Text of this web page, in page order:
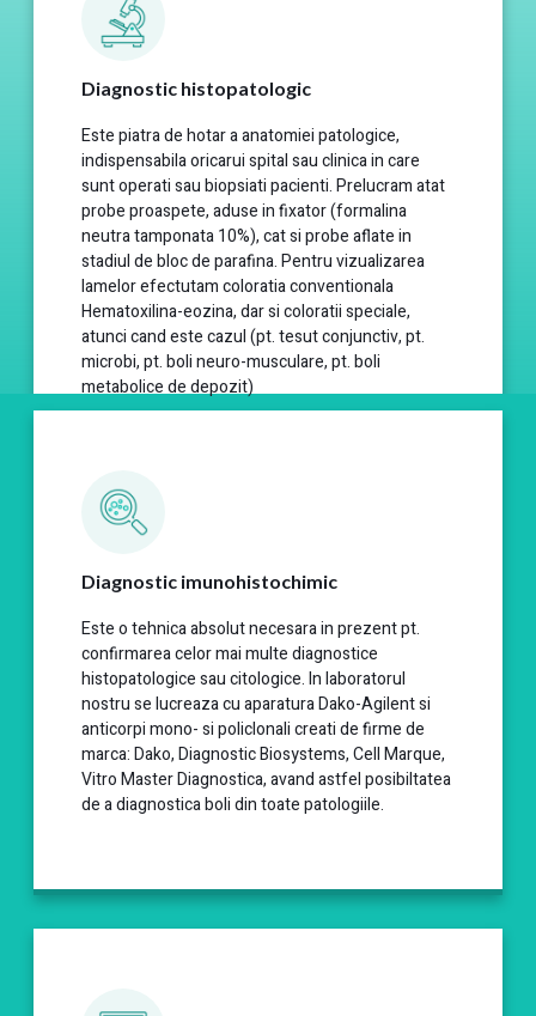
Diagnostic histopatologic
Este piatra de hotar a anatomiei patologice,
indispensabila oricarui spital sau clinica in care
sunt operati sau biopsiati pacienti. Prelucram atat
probe proaspete, aduse in fixator (formalina
neutra tamponata 10%), cat si probe aflate in
stadiul de bloc de parafina. Pentru vizualizarea
lamelor efectutam coloratia conventionala
Hematoxilina-eozina, dar si coloratii speciale,
atunci cand este cazul (pt. tesut conjunctiv, pt.
microbi, pt. boli neuro-musculare, pt. boli
metabolice de depozit)
Diagnostic imunohistochimic
Este o tehnica absolut necesara in prezent pt.
confirmarea celor mai multe diagnostice
histopatologice sau citologice. In laboratorul
nostru se lucreaza cu aparatura Dako-Agilent si
anticorpi mono- si policlonali creati de firme de
marca: Dako, Diagnostic Biosystems, Cell Marque,
Vitro Master Diagnostica, avand astfel posibiltatea
de a diagnostica boli din toate patologiile.